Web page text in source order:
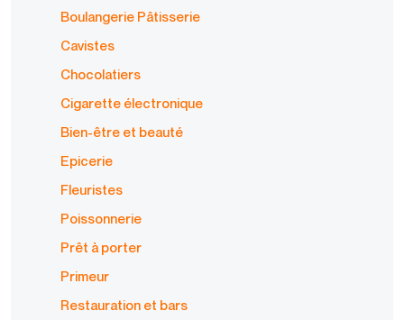
Boulangerie Pâtisserie
Cavistes
Chocolatiers
Cigarette électronique
Bien-être et beauté
Epicerie
Fleuristes
Poissonnerie
Prêt à porter
Primeur
Restauration et bars